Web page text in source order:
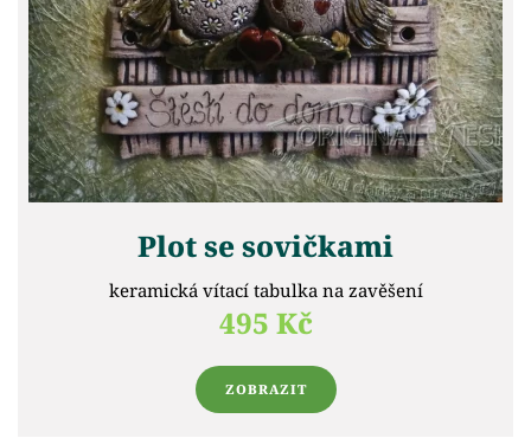
Plot se sovičkami
keramická vítací tabulka na zavěšení
495 Kč
ZOBRAZIT